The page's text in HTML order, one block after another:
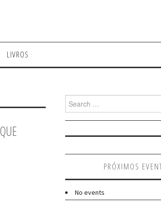
LIVROS
Search
for:
PRÓXIMOS
No events